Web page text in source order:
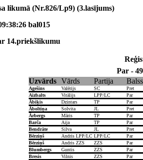
likumā (Nr.826/Lp9) (3.lasījums)
bal015
14.priekšlikumu
Par - 49
Uzvārds
Vārds Partija Balss
Agešins Valērijs SC
Pret
Aizbalts
Vitālijs LPP/LC
Par
Ābiķis
Dzintars TP
Par
Āboltiņa
Solvita JL
Pret
Ārbergs
Māris TP
Par
Barča
Aija TP
Par
Bendrāte
Silva JL
Pret
Bērziņš
Andris LPP/LC LPP/LC
Par
Bērziņš
Andris ZZS ZZS
Par
Blumbergs
Guntis ZZS
Par
Bresis
Vilnis ZZS
Par